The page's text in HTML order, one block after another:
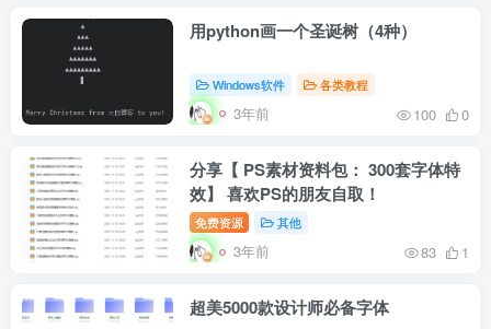
用python画一个圣诞树（4种）
Windows软件 各类教程
3年前 100 0
分享【 PS素材资料包： 300套字体特
效】 喜欢PS的朋友自取！
免费资源 其他
3年前 83 1
超美5000款设计师必备字体